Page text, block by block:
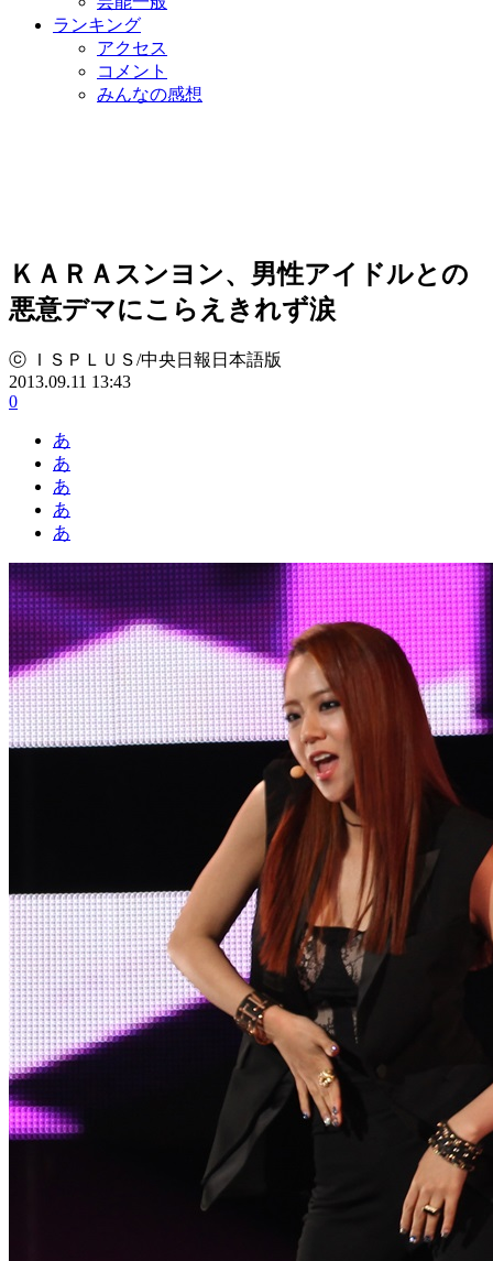
ランキング
アクセス
コメント
みんなの感想
ＫＡＲＡスンヨン、男性アイドルとの
悪意デマにこらえきれず涙
ⓒ ＩＳＰＬＵＳ/中央日報日本語版
2013.09.11 13:43
0
あ
あ
あ
あ
あ